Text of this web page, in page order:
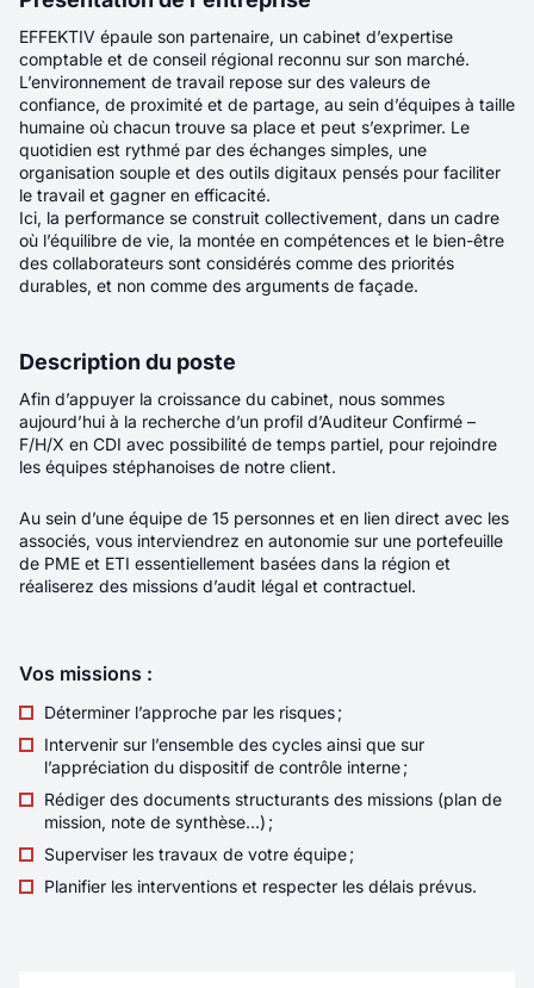
Réinitialiser la recherche
150offres F/H/X
Récence Pertinence
Nouveau
Avocat collaborateur Droit des
sociétés H/F/X
Localité LYON
Rémunération 55K€ - 80K€
Télétravail
Sous la responsabilité directe de l’Associée en
charge du pôle Corporate, vous intégrez une
équipe qui accompagne ses clients dirigeants
de A à Z : de la stratégie quotidienne aux
opérations les plus complexes. 🤝 Vous
travaillerez en trinôme avec l’Associée et un
EFFEKTIV épaule son partenaire, un cabinet d’expertise
comptable et de conseil régional reconnu sur son marché.
L’environnement de travail repose sur des valeurs de
confiance, de proximité et de partage, au sein d’équipes à taille
humaine où chacun trouve sa place et peut s’exprimer. Le
quotidien est rythmé par des échanges simples, une
organisation souple et des outils digitaux pensés pour faciliter
le travail et gagner en efficacité.
Ici, la performance se construit collectivement, dans un cadre
où l’équilibre de vie, la montée en compétences et le bien-être
des collaborateurs sont considérés comme des priorités
durables, et non comme des arguments de façade.
Description du poste
Afin d’appuyer la croissance du cabinet, nous sommes
aujourd’hui à la recherche d’un profil d’Auditeur Confirmé –
F/H/X en CDI avec possibilité de temps partiel, pour rejoindre
les équipes stéphanoises de notre client.
Au sein d’une équipe de 15 personnes et en lien direct avec les
associés, vous interviendrez en autonomie sur une portefeuille
de PME et ETI essentiellement basées dans la région et
réaliserez des missions d’audit légal et contractuel.
Vos missions :
Déterminer l’approche par les risques ;
Intervenir sur l’ensemble des cycles ainsi que sur
l’appréciation du dispositif de contrôle interne ;
Rédiger des documents structurants des missions (plan de
mission, note de synthèse…) ;
Superviser les travaux de votre équipe ;
Planifier les interventions et respecter les délais prévus.
Pièce jointes *
Déposer un CV (PDF)
Lien vers votre profil LinkedIn
En soumettant ce formulaire, vous accepteznotre politique
de gestion des données personnelles. *
Téléphone*
Qui souhaitez-vous coopter ?
Prénom*
Nom*
Mail*
Téléphone *
de gestion des données personnelles. *